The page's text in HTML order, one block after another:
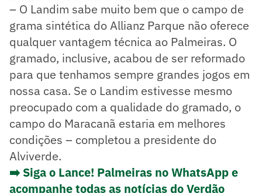
– O Landim sabe muito bem que o campo de
grama sintética do Allianz Parque não oferece
qualquer vantagem técnica ao Palmeiras. O
gramado, inclusive, acabou de ser reformado
para que tenhamos sempre grandes jogos em
nossa casa. Se o Landim estivesse mesmo
preocupado com a qualidade do gramado, o
campo do Maracanã estaria em melhores
condições – completou a presidente do
Alviverde.
➡️ Siga o Lance! Palmeiras no WhatsApp e
acompanhe todas as notícias do Verdão